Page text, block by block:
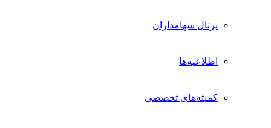
پرتال سهامداران
اطلاعیه‌ها
کمیته‌های تخصصی